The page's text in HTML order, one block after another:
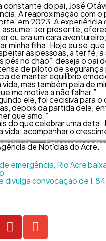
constante do pai, José
A reaproximação com
em 2023. A
ser presente,
eu era um cara
minha filha. Hoje eu sei
as pessoas, a ter fé,
no chão”, deseja o pai
de piloto de segurança
de manter equilíbrio
mas também pela de
me motiva a não falhar.”
ele, foi decisiva para o
depois da partida dele,
que amo.”
do que celebrar uma
vida: acompanhar o
vez.
Sejusp
Entre risadas e
constroem
de Notícias do Acre.
emergência, Rio Acre
divulga convocação de